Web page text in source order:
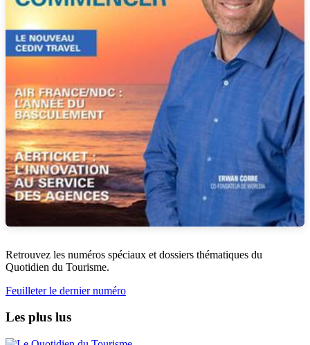
Retrouvez les numéros spéciaux et dossiers thématiques du
Quotidien du Tourisme.
Feuilleter le dernier numéro
Les plus lus